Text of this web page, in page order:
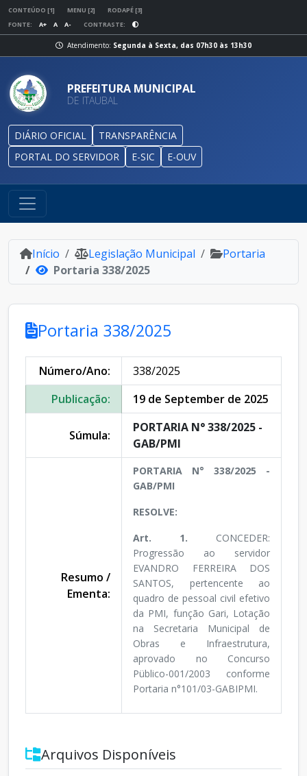
CONTEÚDO [1] MENU [2]
RODAPÉ [3]
FONTE:
A+ A A- CONTRASTE:
Atendimento: Segunda à Sexta, das 07h30 às 13h30
PREFEITURA MUNICIPAL
DE ITAUBAL
DIÁRIO OFICIAL
TRANSPARÊNCIA
PORTAL DO SERVIDOR
E-SIC E-OUV
Início Legislação Municipal
Portaria
Portaria 338/2025
Portaria 338/2025
Número/Ano:
338/2025
Publicação:
19 de September de 2025
Súmula:
PORTARIA N° 338/2025 -
GAB/PMI
Resumo /
Ementa:
PORTARIA N° 338/2025 -
GAB/PMI
RESOLVE:
Art. 1. CONCEDER:
Progressão ao servidor
EVANDRO FERREIRA DOS
SANTOS, pertencente ao
quadro de pessoal civil efetivo
da PMI, função Gari, Lotação
na Secretaria Municipal de
Obras e Infraestrutura,
aprovado no Concurso
Püblico-001/2003 conforme
Portaria n°101/03-GABIPMI.
Arquivos Disponíveis